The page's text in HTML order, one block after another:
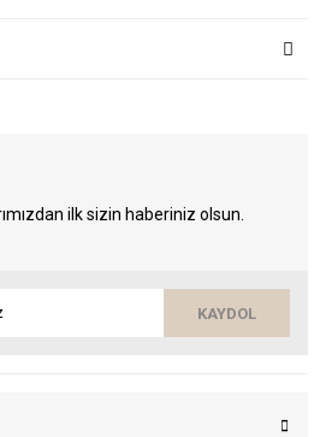
ilk sizin haberiniz olsun.
KAYDOL